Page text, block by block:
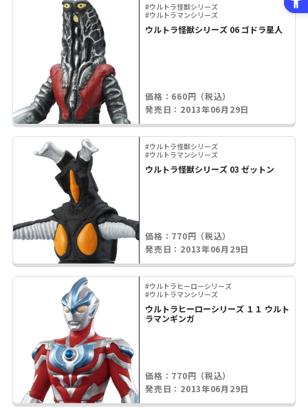
#ウルトラ怪獣シリーズ
#ウルトラマンシリーズ
ウルトラ怪獣シリーズ 06 ゴドラ星人
価格：660円（税込）
発売日：2013年06月29日
#ウルトラ怪獣シリーズ
#ウルトラマンシリーズ
ウルトラ怪獣シリーズ 03 ゼットン
価格：770円（税込）
発売日：2013年06月29日
#ウルトラヒーローシリーズ
#ウルトラマンシリーズ
ウルトラヒーローシリーズ １１ ウルト
ラマンギンガ
価格：770円（税込）
発売日：2013年06月29日